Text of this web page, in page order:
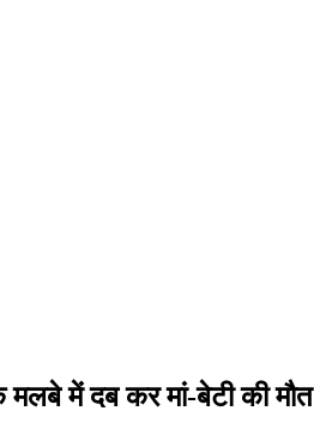
मलबे में दब कर मां-बेटी की मौत